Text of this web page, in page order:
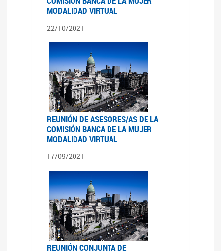
MODALIDAD VIRTUAL
22/10/2021
REUNIÓN DE ASESORES/AS DE LA
COMISIÓN BANCA DE LA MUJER
MODALIDAD VIRTUAL
17/09/2021
REUNIÓN CONJUNTA DE